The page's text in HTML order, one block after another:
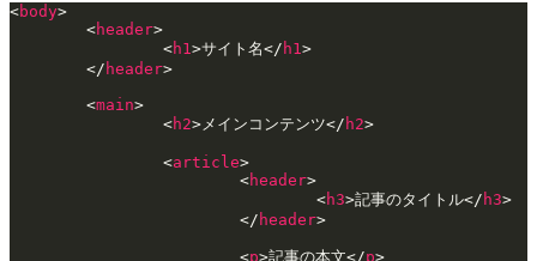
<body>
	<
header>
		<
h1>サイト名</ h1>
	</
header>
	<
main>
		<
h2>メインコンテンツ</ h2>
		<
article>
			<
header>
				<
h3>記事のタイトル</ h3>
			</
header>
			<
p>記事の本文</p>